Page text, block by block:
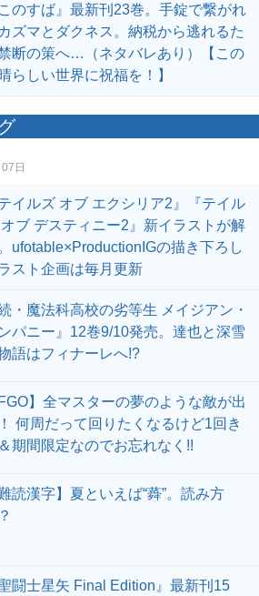
このすば』最新刊23巻。手錠で繋がれ
ズマとダクネス。納税から逃れるた
断の策へ…（ネタバレあり）【この
らしい世界に祝福を！】
日
テイルズ オブ エクシリア2』『テイル
オブ デスティニー2』新イラストが解
ufotable×ProductionIGの描き下ろし
スト企画は毎月更新
続・魔法科高校の劣等生 メイジアン・
パニー』12巻9/10発売。達也と深雪
語はフィナーレへ!?
FGO】全マスターの夢のような敵が出
何周だって回りたくなるけど1回き
期間限定なのでお忘れなく!!
難読漢字】夏といえば“蕣”。読み方
聖闘士星矢 Final Edition』最新刊15